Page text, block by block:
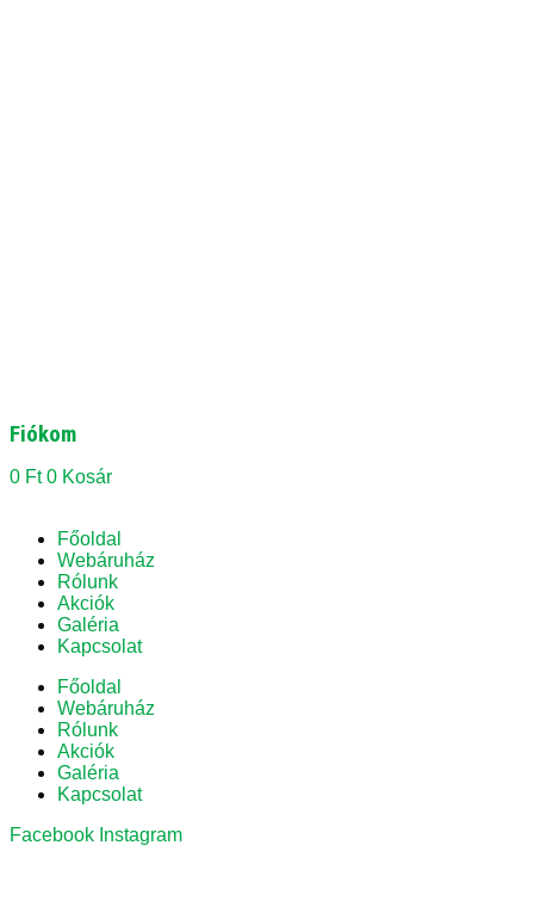
Fiókom
0 Ft 0 Kosár
Főoldal
Webáruház
Rólunk
Akciók
Galéria
Kapcsolat
Főoldal
Webáruház
Rólunk
Akciók
Galéria
Kapcsolat
Facebook Instagram